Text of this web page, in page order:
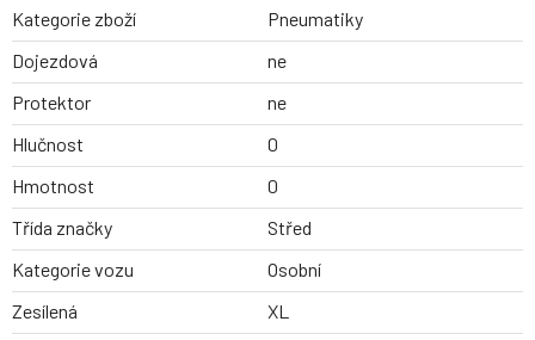
Kategorie zboží
Pneumatiky
Dojezdová
ne
Protektor
ne
Hlučnost
0
Hmotnost
0
Třída značky
Střed
Kategorie vozu
Osobní
Zesílená
XL